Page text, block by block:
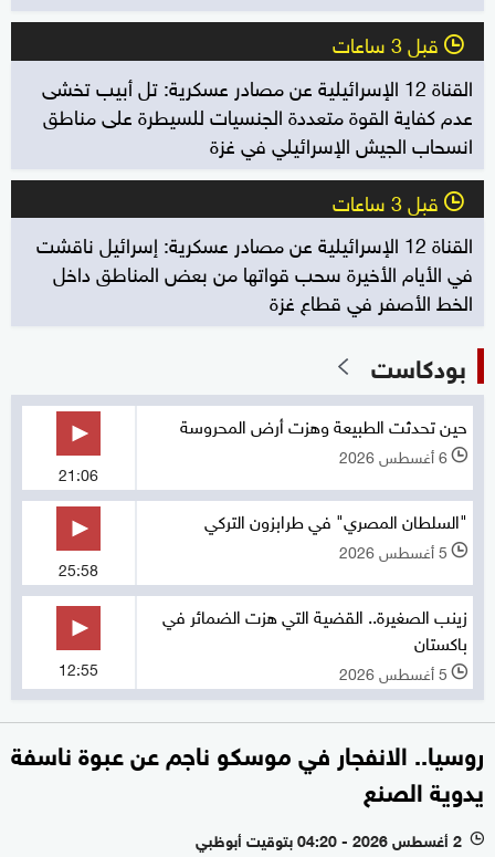
l قبل 3 ساعات
القناة 12 الإسرائيلية عن مصادر عسكرية: تل أبيب تخشى
عدم كفاية القوة متعددة الجنسيات للسيطرة على مناطق
انسحاب الجيش الإسرائيلي في غزة
l قبل 3 ساعات
القناة 12 الإسرائيلية عن مصادر عسكرية: إسرائيل ناقشت
في الأيام الأخيرة سحب قواتها من بعض المناطق داخل
الخط الأصفر في قطاع غزة
بودكاست
حين تحدثت الطبيعة وهزت أرض المحروسة
l 6 أغسطس 2026
21:06
"السلطان المصري" في طرابزون التركي
l 5 أغسطس 2026
25:58
زينب الصغيرة.. القضية التي هزت الضمائر في
باكستان
l 5 أغسطس 2026 12:55
روسيا.. الانفجار في موسكو ناجم عن عبوة ناسفة
يدوية الصنع
l 2 أغسطس 2026 - 04:20 بتوقيت أبوظبي